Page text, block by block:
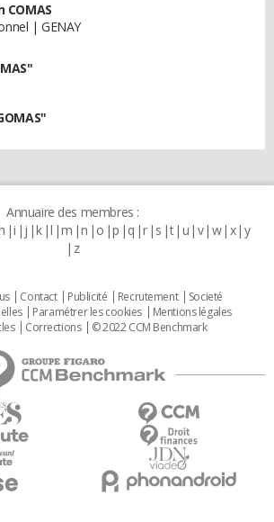
COMAS
| GENAY
Annuaire des membres :
i j k l m n o p q r s t u v w x y
z
Contact Publicité Recrutement
Societé
Paramétrer les cookies
Mentions légales
Corrections © 2022 CCM Benchmark